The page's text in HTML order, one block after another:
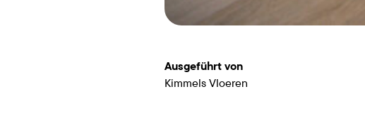
Ausgeführt von
Kimmels Vloeren